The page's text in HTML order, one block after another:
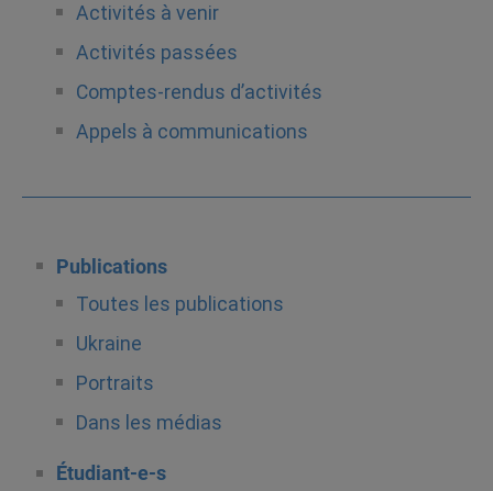
Activités à venir
Activités passées
Comptes-rendus d’activités
Appels à communications
Publications
Toutes les publications
Ukraine
Portraits
Dans les médias
Étudiant-e-s